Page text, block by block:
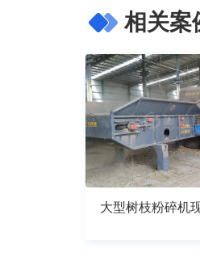
相关案
大型树枝粉碎机